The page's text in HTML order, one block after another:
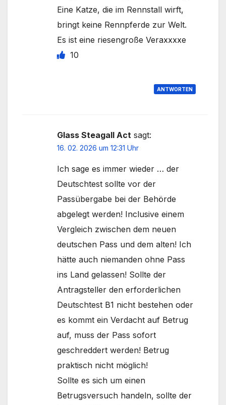
Eine Katze, die im Rennstall wirft,
bringt keine Rennpferde zur Welt.
Es ist eine riesengroße Veraxxxxe
10
ANTWORTEN
Glass Steagall Act sagt:
16. 02. 2026 um 12:31 Uhr
Ich sage es immer wieder … der
Deutschtest sollte vor der
Passübergabe bei der Behörde
abgelegt werden! Inclusive einem
Vergleich zwischen dem neuen
deutschen Pass und dem alten! Ich
hätte auch niemanden ohne Pass
ins Land gelassen! Sollte der
Antragsteller den erforderlichen
Deutschtest B1 nicht bestehen oder
es kommt ein Verdacht auf Betrug
auf, muss der Pass sofort
geschreddert werden! Betrug
praktisch nicht möglich!
Sollte es sich um einen
Betrugsversuch handeln, sollte der